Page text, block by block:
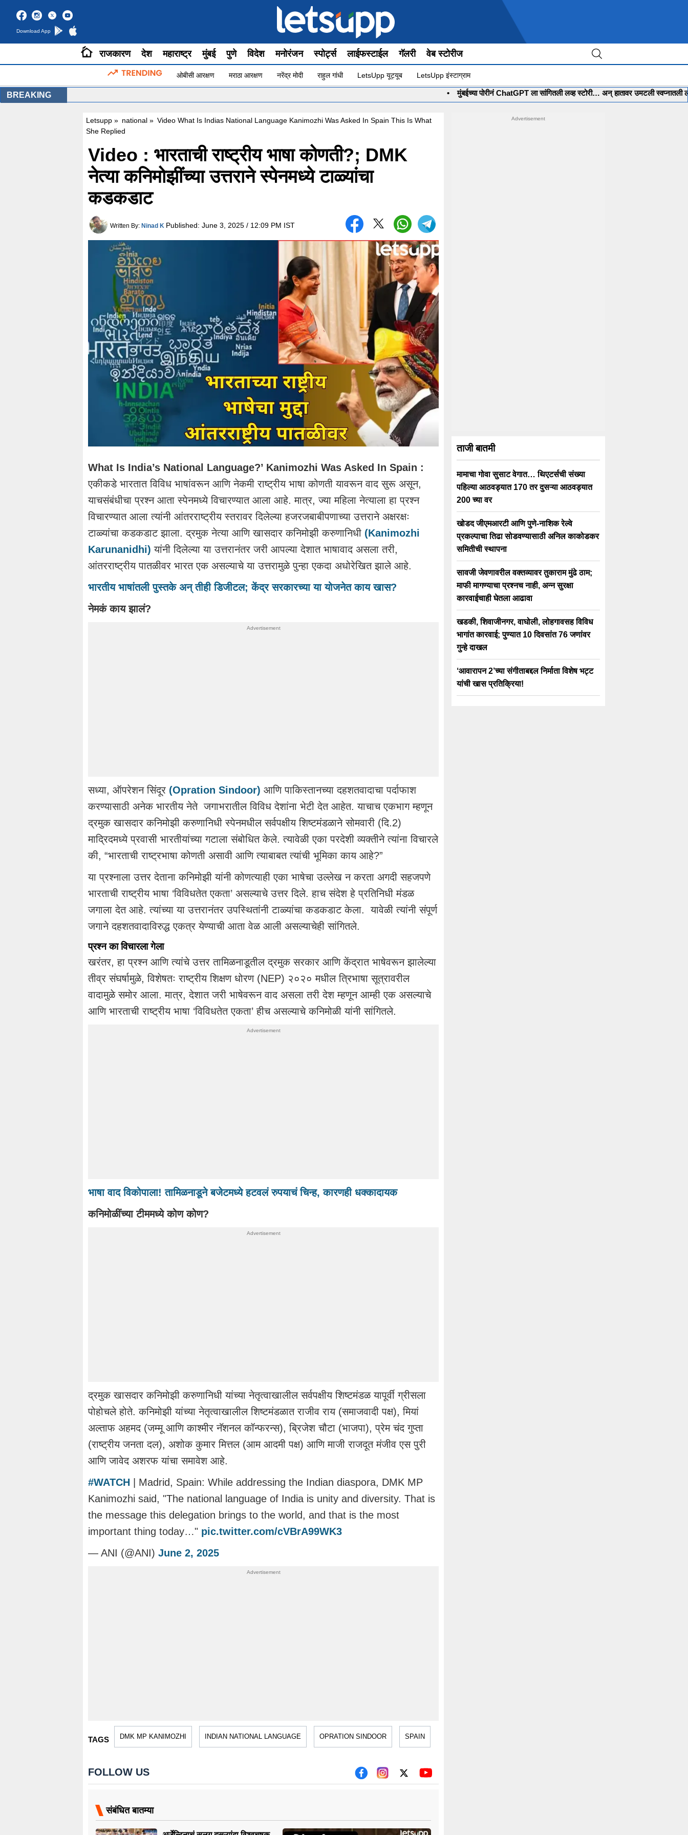
Download App
राजकारण देश महाराष्ट्र मुंबई पुणे विदेश मनोरंजन स्पोर्ट्स लाईफस्टाईल गॅलरी वेब स्टोरीज
ओबीसी आरक्षण मराठा आरक्षण नरेंद्र मोदी राहुल गांधी LetsUpp यूट्यूब LetsUpp इंस्टाग्राम
BREAKING मुंबईच्या पोरीनं ChatGPT ला सांगितली लव्ह स्टोरी… अन् हातावर उमटली स्वप्नातली लग्नाची
Letsupp » national » Video What Is Indias National Language Kanimozhi Was Asked In Spain This Is What
She Replied
Video : भारताची राष्ट्रीय भाषा कोणती?; DMK
नेत्या कनिमोझींच्या उत्तराने स्पेनमध्ये टाळ्यांचा
कडकडाट
Written By: Ninad K Published: June 3, 2025 / 12:09 PM IST
What Is India’s National Language?’ Kanimozhi Was Asked In Spain :
एकीकडे भारतात विविध भाषांवरून आणि नेकमी राष्ट्रीय भाषा कोणती यावरून वाद सुरू असून,
याचसंबंधीचा प्रश्न आता स्पेनमध्ये विचारण्यात आला आहे. मात्र, ज्या महिला नेत्याला हा प्रश्न
विचारण्यात आला त्यांनी आंतरराष्ट्रीय स्तरावर दिलेल्या हजरजबाबीपणाच्या उत्तराने अक्षरक्षः
टाळ्यांचा कडकडाट झाला. द्रमुक नेत्या आणि खासदार कनिमोझी करुणानिधी (Kanimozhi
Karunanidhi) यांनी दिलेल्या या उत्तरानंतर जरी आपल्या देशात भाषावाद असला तरी,
आंतरराष्ट्रीय पातळीवर भारत एक असल्याचे या उत्तरामुळे पुन्हा एकदा अधोरेखित झाले आहे.
भारतीय भाषांतली पुस्तके अन् तीही डिजीटल; केंद्र सरकारच्या या योजनेत काय खास?
नेमकं काय झालं?
सध्या, ऑपरेशन सिंदूर (Opration Sindoor) आणि पाकिस्तानच्या दहशतवादाचा पर्दाफाश
करण्यासाठी अनेक भारतीय नेते जगाभरातील विविध देशांना भेटी देत ​​आहेत. याचाच एकभाग म्हणून
द्रमुक खासदार कनिमोझी करुणानिधी स्पेनमधील सर्वपक्षीय शिष्टमंडळाने सोमवारी (दि.2)
माद्रिदमध्ये प्रवासी भारतीयांच्या गटाला संबोधित केले. त्यावेळी एका परदेशी व्यक्तीने त्यांना विचारले
की, “भारताची राष्ट्रभाषा कोणती असावी आणि त्याबाबत त्यांची भूमिका काय आहे?”
या प्रश्नाला उत्तर देताना कनिमोझी यांनी कोणत्याही एका भाषेचा उल्लेख न करता अगदी सहजपणे
भारताची राष्ट्रीय भाषा ‘विविधतेत एकता’ असल्याचे उत्तर दिले. हाच संदेश हे प्रतिनिधी मंडळ
जगाला देत आहे. त्यांच्या या उत्तरानंतर उपस्थितांनी टाळ्यांचा कडकडाट केला. यावेळी त्यांनी संपूर्ण
जगाने दहशतवादाविरुद्ध एकत्र येण्याची आता वेळ आली असल्याचेही सांगितले.
प्रश्न का विचारला गेला
खरंतर, हा प्रश्न आणि त्यांचे उत्तर तामिळनाडूतील द्रमुक सरकार आणि केंद्रात भाषेवरून झालेल्या
तीव्र संघर्षामुळे, विशेषतः राष्ट्रीय शिक्षण धोरण (NEP) २०२० मधील त्रिभाषा सूत्रावरील
वादामुळे समोर आला. मात्र, देशात जरी भाषेवरून वाद असला तरी देश म्हणून आम्ही एक असल्याचे
आणि भारताची राष्ट्रीय भाषा ‘विविधतेत एकता’ हीच असल्याचे कनिमोळी यांनी सांगितले.
भाषा वाद विकोपाला! तामिळनाडूने बजेटमध्ये हटवलं रुपयाचं चिन्ह, कारणही धक्कादायक
कनिमोळींच्या टीममध्ये कोण कोण?
द्रमुक खासदार कनिमोझी करुणानिधी यांच्या नेतृत्वाखालील सर्वपक्षीय शिष्टमंडळ यापूर्वी ग्रीसला
पोहोचले होते. कनिमोझी यांच्या नेतृत्वाखालील शिष्टमंडळात राजीव राय (समाजवादी पक्ष), मियां
अल्ताफ अहमद (जम्मू आणि काश्मीर नॅशनल कॉन्फरन्स), ब्रिजेश चौटा (भाजपा), प्रेम चंद गुप्ता
(राष्ट्रीय जनता दल), अशोक कुमार मित्तल (आम आदमी पक्ष) आणि माजी राजदूत मंजीव एस पुरी
आणि जावेद अशरफ यांचा समावेश आहे.
#WATCH | Madrid, Spain: While addressing the Indian diaspora, DMK MP
Kanimozhi said, "The national language of India is unity and diversity. That is
the message this delegation brings to the world, and that is the most
important thing today…" pic.twitter.com/cVBrA99WK3
— ANI (@ANI) June 2, 2025
TAGS DMK MP KANIMOZHI INDIAN NATIONAL LANGUAGE OPRATION SINDOOR SPAIN
FOLLOW US
संबंधित बातम्या
ताजी बातमी
मामाचा गोवा सुसाट वेगात… थिएटर्सची संख्या
पहिल्या आठवड्यात 170 तर दुसऱ्या आठवड्यात
200 च्या वर
खोडद जीएमआरटी आणि पुणे-नाशिक रेल्वे
प्रकल्पाचा तिढा सोडवण्यासाठी अनिल काकोडकर
समितीची स्थापना
सावजी जेवणावरील वक्तव्यावर तुकाराम मुंढे ठाम;
माफी मागण्याचा प्रश्नच नाही, अन्न सुरक्षा
कारवाईचाही घेतला आढावा
खडकी, शिवाजीनगर, वाघोली, लोहगावसह विविध
भागांत कारवाई; पुण्यात 10 दिवसांत 76 जणांवर
गुन्हे दाखल
‘आवारापन 2’च्या संगीताबद्दल निर्माता विशेष भट्ट
यांची खास प्रतिक्रिया!